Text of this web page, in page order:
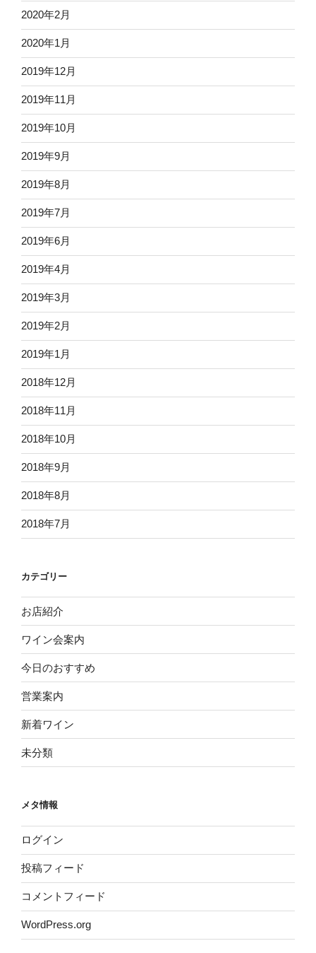
2020年2月
2020年1月
2019年12月
2019年11月
2019年10月
2019年9月
2019年8月
2019年7月
2019年6月
2019年4月
2019年3月
2019年2月
2019年1月
2018年12月
2018年11月
2018年10月
2018年9月
2018年8月
2018年7月
カテゴリー
お店紹介
ワイン会案内
今日のおすすめ
営業案内
新着ワイン
未分類
メタ情報
ログイン
投稿フィード
コメントフィード
WordPress.org